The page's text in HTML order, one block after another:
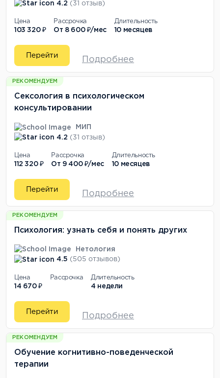
4.2 (31 отзыв)
Цена
103 320 ₽
Рассрочка
От 8 600 ₽/мес
Длительность
10 месяцев
Перейти
Подробнее
РЕКОМЕНДУЕМ
Сексология в психологическом
консультировании
МИП
4.2 (31 отзыв)
Цена
112 320 ₽
Рассрочка
От 9 400 ₽/мес
Длительность
10 месяцев
Перейти
Подробнее
РЕКОМЕНДУЕМ
Психология: узнать себя и понять других
Нетология
4.5 (505 отзывов)
Цена
14 670 ₽
Рассрочка Длительность
4 недели
Перейти
Подробнее
РЕКОМЕНДУЕМ
Обучение когнитивно-поведенческой
терапии